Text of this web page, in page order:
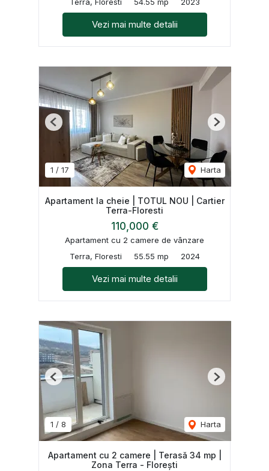
Vezi mai multe detalii
1 / 17 Harta
Previous Next
Apartament la cheie | TOTUL NOU | Cartier
Terra-Floresti
110,000 €
Apartament cu 2 camere de vânzare
Terra, Floresti
55.55 mp 2024
Vezi mai multe detalii
1 / 8 Harta
Previous Next
Apartament cu 2 camere | Terasă 34 mp |
Zona Terra - Florești